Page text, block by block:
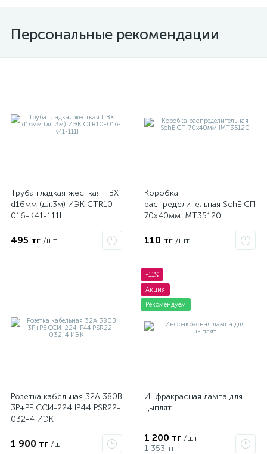
Персональные рекомендации
Труба гладкая жесткая ПВХ
d16мм (дл.3м) ИЭК CTR10-
016-K41-111I
495 тг /шт
Коробка
распределительная SchE СП
70х40мм IMT35120
110 тг /шт
Розетка кабельная 32А 380В
3P+PЕ ССИ-224 IP44 PSR22-
032-4 ИЭК
1 900 тг /шт
-11%
Акция
Рекомендуем
Инфракрасная лампа для
цыплят
1 200 тг /шт
1 353 тг